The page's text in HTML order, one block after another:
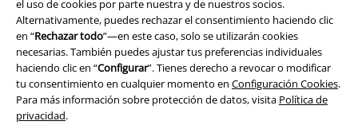
el uso de cookies por parte nuestra y de nuestros socios.
Alternativamente, puedes rechazar el consentimiento haciendo clic
en “Rechazar todo”—en este caso, solo se utilizarán cookies
necesarias. También puedes ajustar tus preferencias individuales
haciendo clic en “Configurar”. Tienes derecho a revocar o modificar
tu consentimiento en cualquier momento en Configuración Cookies.
Para más información sobre protección de datos, visita Política de
privacidad.
Ley protección de datos
Eliminación de residuos y protección del medioambiente
Declaración de Conformidad